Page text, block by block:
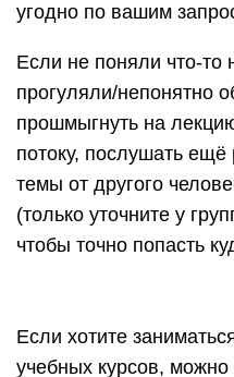
угодно по вашим
Если не поняли что-то
прогуляли/непонятно
прошмыгнуть на
потоку, послушать
темы от другого
(только уточните у
чтобы точно попасть
Если хотите
учебных курсов, можно